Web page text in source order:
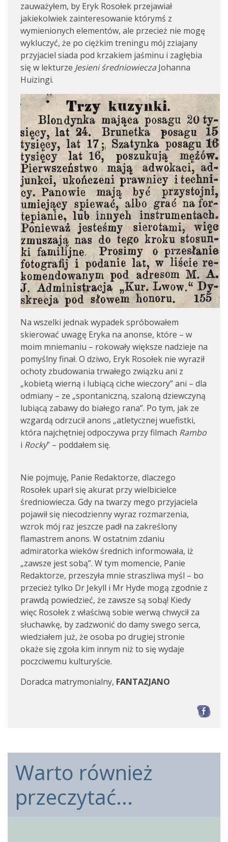
zauważyłem, by Eryk Rosołek przejawiał
jakiekolwiek zainteresowanie którymś z
wymienionych elementów, ale przecież nie mogę
wykluczyć, że po ciężkim treningu mój zziajany
przyjaciel siada pod krzakiem jaśminu i zagłębia
się w lekturze Jesieni średniowiecza Johanna
Huizingi.
Na wszelki jednak wypadek spróbowałem
skierować uwagę Eryka na anonse, które – w
moim mniemaniu – rokowały większe nadzieje na
pomyślny finał. O dziwo, Eryk Rosołek nie wyraził
ochoty zbudowania trwałego związku ani z
„kobietą wierną i lubiącą ciche wieczory” ani – dla
odmiany – ze „spontaniczną, szaloną dziewczyną
lubiącą zabawy do białego rana”. Po tym, jak ze
wzgardą odrzucił anons „atletycznej wuefistki,
która najchętniej odpoczywa przy filmach Rambo
i Rocky” – poddałem się.
Nie pojmuję, Panie Redaktorze, dlaczego
Rosołek uparł się akurat przy wielbicielce
średniowiecza. Gdy na twarzy mego przyjaciela
pojawił się niecodzienny wyraz rozmarzenia,
wzrok mój raz jeszcze padł na zakreślony
flamastrem anons. W ostatnim zdaniu
admiratorka wieków średnich informowała, iż
„zawsze jest sobą”. W tym momencie, Panie
Redaktorze, przeszyła mnie straszliwa myśl – bo
przecież tylko Dr Jekyll i Mr Hyde mogą zgodnie z
prawdą powiedzieć, że zawsze są sobą! Kiedy
więc Rosołek z właściwą sobie werwą chwycił za
słuchawkę, by zadzwonić do damy swego serca,
wiedziałem już, że osoba po drugiej stronie
okaże się zgoła kim innym niż to się wydaje
poczciwemu kulturyście.
Doradca matrymonialny, FANTAZJANO
Warto również
przeczytać...